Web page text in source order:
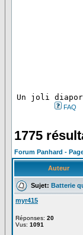
Un joli
FAQ
1775
Forum Panhard -
Auteur
Sujet: Batterie
myr415
Réponses: 20
Vus: 1091